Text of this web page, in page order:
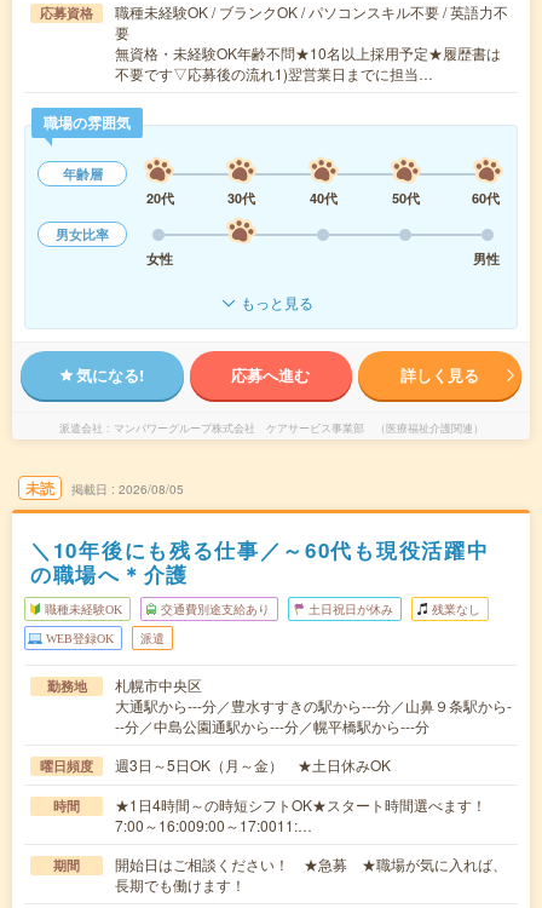
応募資格
職種未経験OK / ブランクOK / パソコンスキル不要 / 英語力不
要
無資格・未経験OK年齢不問★10名以上採用予定★履歴書は
不要です▽応募後の流れ1)翌営業日までに担当…
職場の雰囲気
年齢層
20代
30代 40代 50代
60代
男女比率
女性
男性
もっと見る
気になる! 応募へ進む 詳しく見る
派遣会社 マンパワーグループ株式会社 ケアサービス事業部 （医療福祉介護関連）
未読 掲載日 2026/08/05
＼10年後にも残る仕事／～60代も現役活躍中
の職場へ＊介護
職種未経験OK 交通費別途支給あり 土日祝日が休み 残業なし
WEB登録OK 派遣
勤務地
札幌市中央区
大通駅から---分／豊水すすきの駅から---分／山鼻９条駅から-
--分／中島公園通駅から---分／幌平橋駅から---分
曜日頻度 週3日～5日OK（月～金） ★土日休みOK
時間
★1日4時間～の時短シフトOK★スタート時間選べます！
7:00～16:009:00～17:0011:…
期間
開始日はご相談ください！ ★急募 ★職場が気に入れば、
長期でも働けます！